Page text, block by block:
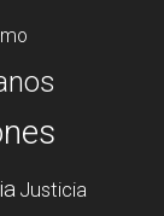
Justicia